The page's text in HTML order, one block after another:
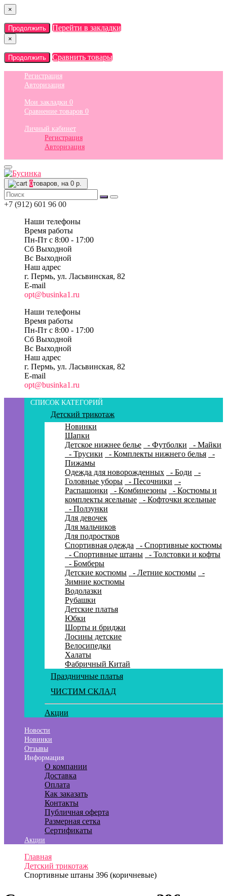
×
Продолжить Перейти в закладки
×
Продолжить Сравнить товары
Регистрация
Авторизация
Мои закладки 0
Сравнение товаров 0
Личный кабинет
Регистрация
Авторизация
0товаров, на 0 р.
+7 (912) 601 96 00
Наши телефоны
Время работы
Пн-Пт c 8:00 - 17:00
Сб Выходной
Вс Выходной
Наш адрес
г. Пермь, ул. Ласьвинская, 82
E-mail
opt@businka1.ru
Наши телефоны
Время работы
Пн-Пт c 8:00 - 17:00
Сб Выходной
Вс Выходной
Наш адрес
г. Пермь, ул. Ласьвинская, 82
E-mail
opt@businka1.ru
СПИСОК КАТЕГОРИЙ
Детский трикотаж
Новинки
Шапки
Детское нижнее белье
- Футболки
- Майки
- Трусики
- Комплекты нижнего белья
-
Пижамы
Одежда для новорожденных
- Боди
-
Головные уборы
- Песочники
-
Распашонки
- Комбинезоны
- Костюмы и
комплекты ясельные
- Кофточки ясельные
- Ползунки
Для девочек
Для мальчиков
Для подростков
Спортивная одежда
- Спортивные костюмы
- Спортивные штаны
- Толстовки и кофты
- Бомберы
Детские костюмы
- Летние костюмы
-
Зимние костюмы
Водолазки
Рубашки
Детские платья
Юбки
Шорты и бриджи
Лосины детские
Велосипедки
Халаты
Фабричный Китай
Праздничные платья
ЧИСТИМ СКЛАД
Акции
Новости
Новинки
Отзывы
Информация
О компании
Доставка
Оплата
Как заказать
Контакты
Публичная оферта
Размерная сетка
Сертификаты
Акции
Главная
Детский трикотаж
Спортивные штаны 396 (коричневые)